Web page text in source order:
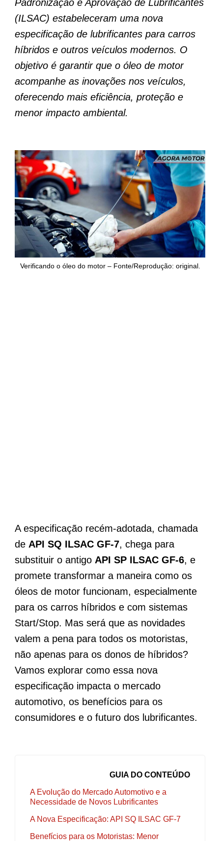
Padronização e Aprovação de Lubrificantes
(ILSAC) estabeleceram uma nova
especificação de lubrificantes para carros
híbridos e outros veículos modernos. O
objetivo é garantir que o óleo de motor
acompanhe as inovações nos veículos,
oferecendo mais eficiência, proteção e
menor impacto ambiental.
Verificando o óleo do motor – Fonte/Reprodução: original.
A especificação recém-adotada, chamada
de API SQ ILSAC GF-7, chega para
substituir o antigo API SP ILSAC GF-6, e
promete transformar a maneira como os
óleos de motor funcionam, especialmente
para os carros híbridos e com sistemas
Start/Stop. Mas será que as novidades
valem a pena para todos os motoristas,
não apenas para os donos de híbridos?
Vamos explorar como essa nova
especificação impacta o mercado
automotivo, os benefícios para os
consumidores e o futuro dos lubrificantes.
GUIA DO CONTEÚDO
A Evolução do Mercado Automotivo e a
Necessidade de Novos Lubrificantes
A Nova Especificação: API SQ ILSAC GF-7
Benefícios para os Motoristas: Menor